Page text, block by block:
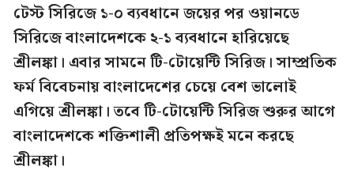
টেস্ট সিরিজে ১-০ ব্যবধানে জয়ের পর ওয়ানডে
সিরিজে বাংলাদেশকে ২-১ ব্যবধানে হারিয়েছে
শ্রীলঙ্কা। এবার সামনে টি-টোয়েন্টি সিরিজ। সাম্প্রতিক
ফর্ম বিবেচনায় বাংলাদেশের চেয়ে বেশ ভালোই
এগিয়ে শ্রীলঙ্কা। তবে টি-টোয়েন্টি সিরিজ শুরুর আগে
বাংলাদেশকে শক্তিশালী প্রতিপক্ষই মনে করছে
শ্রীলঙ্কা।